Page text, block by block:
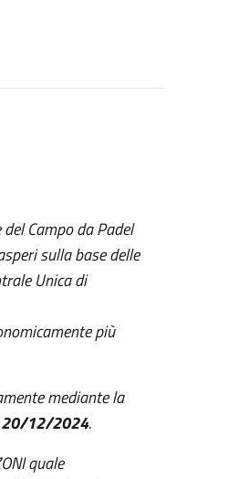
Campo da Padel
sulla base delle
Unica di
più
mediante la
20/12/2024.
quale